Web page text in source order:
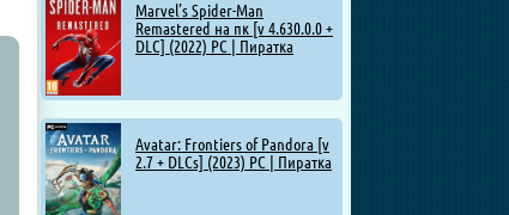
Marvel’s Spider-Man
Remastered на пк [v 4.630.0.0 +
DLC] (2022) PC | Пиратка
Avatar: Frontiers of Pandora [v
2.7 + DLCs] (2023) PC | Пиратка